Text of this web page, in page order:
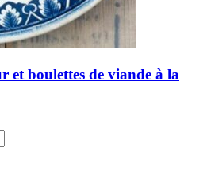
et boulettes de viande à la